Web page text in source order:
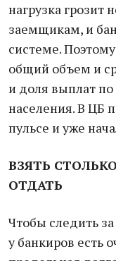
нагрузка
заемщикам, и
системе.
общий объем и
и доля выплат
населения. В ЦБ
пульсе и уже
ВЗЯТЬ
ОТДАТЬ
Чтобы следить
у банкиров есть